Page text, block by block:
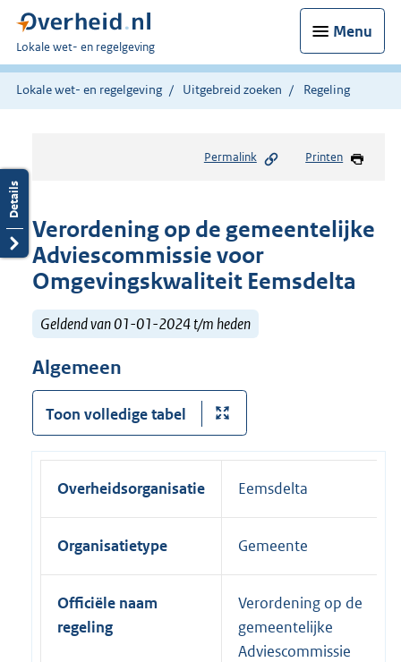
Menu
U
bent
hier:
Lokale wet- en regelgeving
Lokale wet- en regelgeving Uitgebreid zoeken Regeling
Permalink Printen
Verordening op de gemeentelijke
Adviescommissie voor
Omgevingskwaliteit Eemsdelta
Geldend van 01-01-2024 t/m heden
Algemeen
Toon volledige tabel
Overheidsorganisatie Eemsdelta
Organisatietype Gemeente
Officiële naam
regeling
Verordening op de
gemeentelijke
Adviescommissie